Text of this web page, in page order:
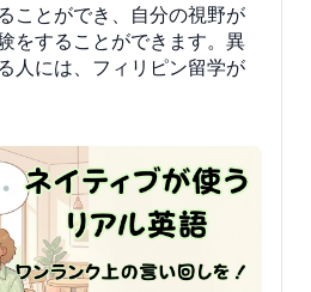
ことができ、自分の視野が
をすることができます。異
人には、フィリピン留学が